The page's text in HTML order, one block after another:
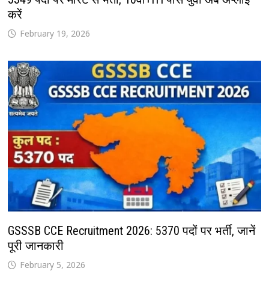
करें
February 19, 2026
GSSSB CCE Recruitment 2026: 5370 पदों पर भर्ती, जानें
पूरी जानकारी
February 5, 2026